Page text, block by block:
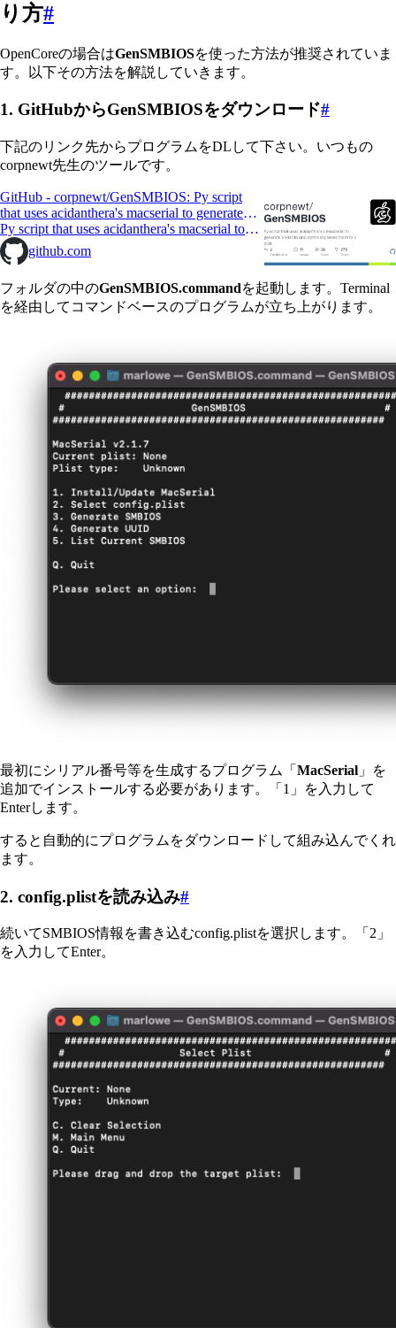
り方#
OpenCoreの場合はGenSMBIOSを使った方法が推奨されていま
す。以下その方法を解説していきます。
1. GitHubからGenSMBIOSをダウンロード#
下記のリンク先からプログラムをDLして下さい。いつもの
corpnewt先生のツールです。
GitHub - corpnewt/GenSMBIOS: Py script
that uses acidanthera's macserial to generate
SMBIOS and optionally saves them to a plist.
Py script that uses acidanthera's macserial to
generate SMBIOS and optionally saves them
to a plist. - corpnewt/GenSMBIOS
github.com
フォルダの中のGenSMBIOS.commandを起動します。Terminal
を経由してコマンドベースのプログラムが立ち上がります。
最初にシリアル番号等を生成するプログラム「 MacSerial 」を
追加でインストールする必要があります。「1」を入力して
Enterします。
すると自動的にプログラムをダウンロードして組み込んでくれ
ます。
2. config.plistを読み込み#
続いてSMBIOS情報を書き込むconfig.plistを選択します。「2」
を入力してEnter。